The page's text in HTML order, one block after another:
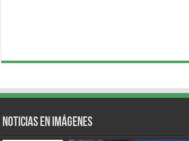
Noticias en Imágenes